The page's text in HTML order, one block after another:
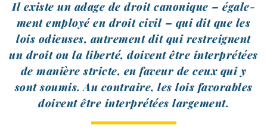
Il existe un adage de droit cano­nique – éga­le­
ment employé en droit civil – qui dit que les
lois odieuses, autre­ment dit qui restreignent
un droit ou la liber­té, doivent être inter­pré­tées
de manière stricte, en faveur de ceux qui y
sont sou­mis. Au contraire, les lois favo­rables
doivent être inter­pré­tées largement.